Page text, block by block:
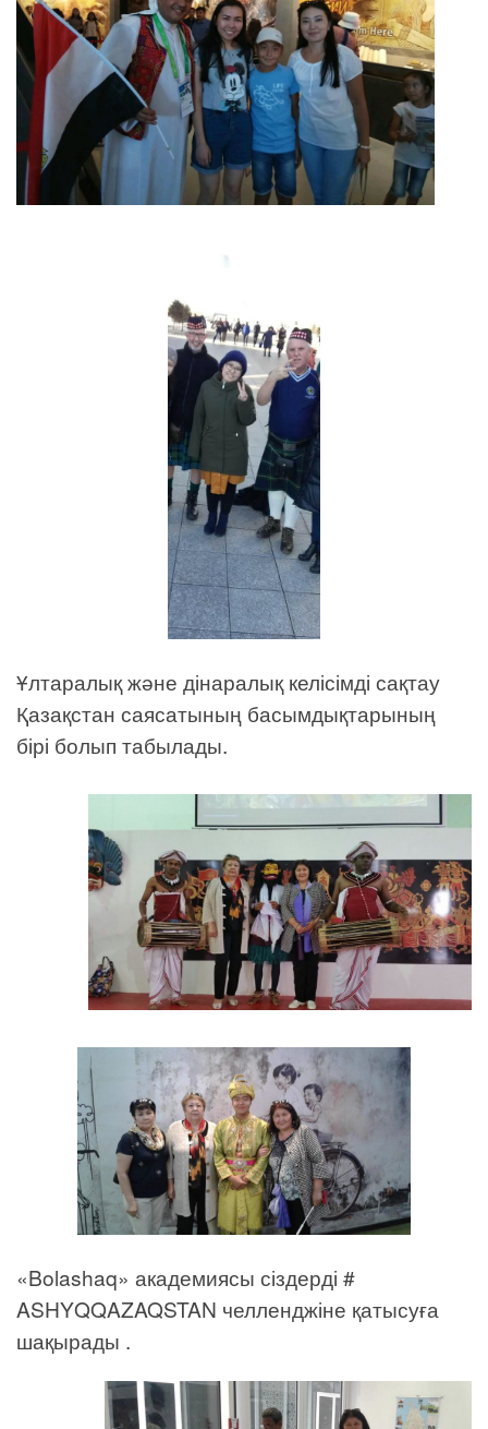
Ұлтаралық және дінаралық келісімді сақтау
Қазақстан саясатының басымдықтарының
бірі болып табылады.
«Bolashaq» академиясы сіздерді #
ASHYQQAZAQSTAN челленджіне қатысуға
шақырады .